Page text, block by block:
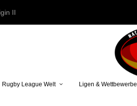
II
Rugby League Welt Ligen & Wettbewerbe